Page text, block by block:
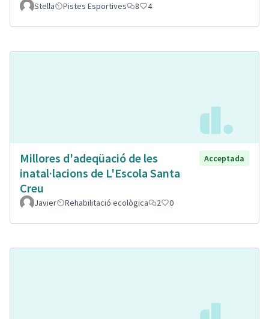
Stella Pistes Esportives 8 4
Millores d'adeqüació de les
inatal·lacions de L'Escola Santa
Creu
Acceptada
Javier Rehabilitació ecològica 2 0